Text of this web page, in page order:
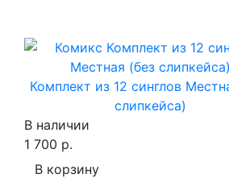
Комплект из 12 синглов
слипкейса)
В наличии
1 700 р.
В корзину